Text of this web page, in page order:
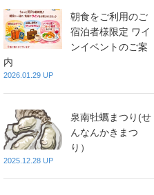
朝食をご利用のご
宿泊者様限定 ワイ
ンイベントのご案
内
2026.01.29 UP
泉南牡蠣まつり(せ
んなんかきまつ
り）
2025.12.28 UP